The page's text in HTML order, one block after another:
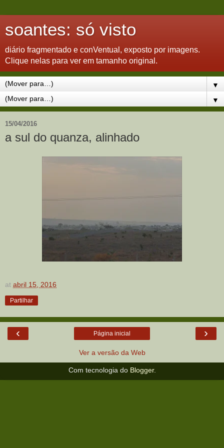
soantes: só visto
diário fragmentado e conVentual, exposto por imagens.
Clique nelas para ver em tamanho original.
▼
▼
15/04/2016
a sul do quanza, alinhado
at abril 15, 2016
Partilhar
‹ ›
Página inicial
Ver a versão da Web
Com tecnologia do Blogger.